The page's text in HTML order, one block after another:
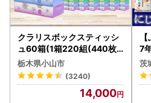
クラリスボックスティッシ
ュ60箱(1箱220組(440枚))
(5個入り×12セット)【配送
不可地域：離島・沖縄県】
【1256759】
栃木県小山市
(3240)
14,000
7
10
茨